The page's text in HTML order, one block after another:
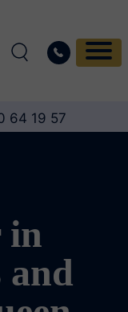
64 19 57
in
and